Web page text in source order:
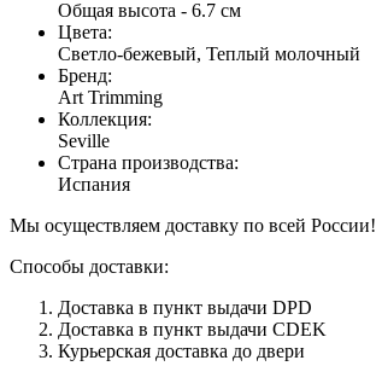
Общая высота - 6.7 см
Цвета:
Светло-бежевый, Теплый молочный
Бренд:
Art Trimming
Коллекция:
Seville
Страна производства:
Испания
Мы осуществляем доставку по всей России!
Способы доставки:
Доставка в пункт выдачи DPD
Доставка в пункт выдачи CDEK
Курьерская доставка до двери